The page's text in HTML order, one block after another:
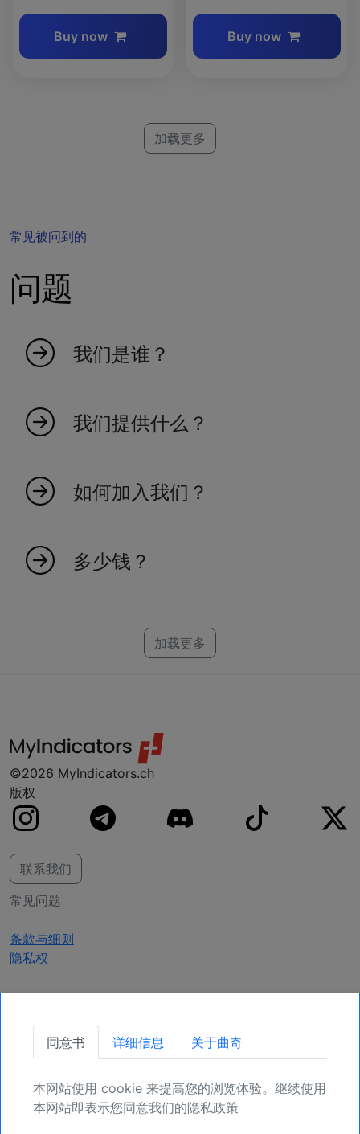
Buy now Buy now
加载更多
常见被问到的
问题
我们是谁？
我们是一个年轻的团队，创造指标使交易更高效
和有效。我们100%基于瑞士。探索我们庞大的指
我们提供什么？
率和对市场趋势的洞察力。
如何加入我们？
得独家市场洞察和指标的访问权限。
多少钱？
NinjaTrader、MT4、MT5 和 TradeStation 制作
指标。如果您找不到您的平台，别担心，我们可
加载更多
©2026 MyIndicators.ch
版权
联系我们
常见问题
条款与细则
隐私权
获取更新
确保您的头寸，为未来更多机会注册吧。
注册
同意书 详细信息 关于曲奇
本网站使用 cookie 来提高您的浏览体验。继续使用
本网站即表示您同意我们的隐私政策